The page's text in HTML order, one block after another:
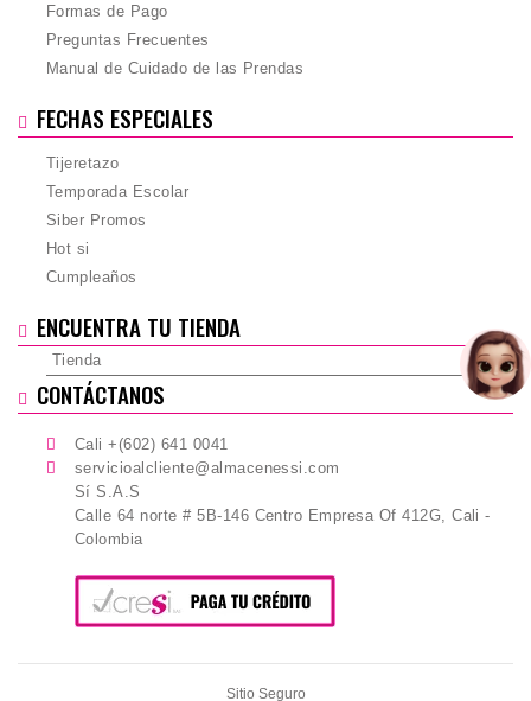
Formas de Pago
Preguntas Frecuentes
Manual de Cuidado de las Prendas
FECHAS ESPECIALES
Tijeretazo
Temporada Escolar
Siber Promos
Hot si
Cumpleaños
ENCUENTRA TU TIENDA
Tienda
CONTÁCTANOS
Cali +(602) 641 0041
servicioalcliente@almacenessi.com
Sí S.A.S
Calle 64 norte # 5B-146 Centro Empresa Of 412G, Cali -
Colombia
Sitio Seguro